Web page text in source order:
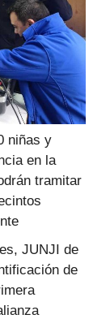
niñas y
en la
tramitar
JUNJI de
de